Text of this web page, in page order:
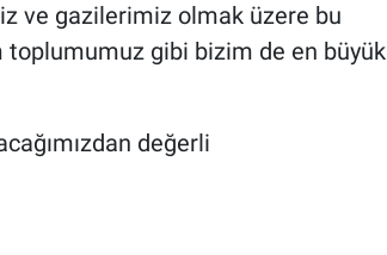
ve gazilerimiz olmak üzere bu
gibi bizim de en büyük
değerli